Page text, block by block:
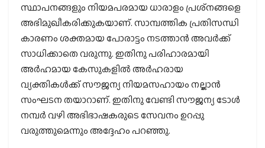
സ്ഥാപനങ്ങളും നിയമപരമായ ധാരാളം പ്രശ്‌നങ്ങളെ
അഭിമുഖീകരിക്കുകയാണ്. സാമ്പത്തിക പ്രതിസന്ധി
കാരണം ശക്തമായ പോരാട്ടം നടത്താന്‍ അവര്‍ക്ക്
സാധിക്കാതെ വരുന്നു. ഇതിനു പരിഹാരമായി
അര്‍ഹമായ കേസുകളില്‍ അര്‍ഹരായ
വ്യക്തികള്‍ക്ക് സൗജന്യ നിയമസഹായം നല്കാന്‍
സംഘടന തയാറാണ്. ഇതിനു വേണ്ടി സൗജന്യ ടോള്‍
നമ്പര്‍ വഴി അഭിഭാഷകരുടെ സേവനം ഉറപ്പു
വരുത്തുമെന്നും അദ്ദേഹം പറഞ്ഞു.